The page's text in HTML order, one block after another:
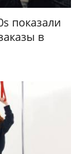
показали
в